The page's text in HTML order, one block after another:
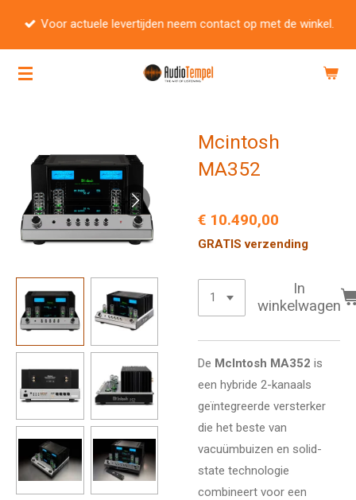
de
Voor actuele levertijden neem contact op met de winkel.
Mcintosh
MA352
€ 10.490,00
GRATIS verzending
In
winkelwagen
De McIntosh MA352 is
een hybride 2-kanaals
geïntegreerde versterker
die het beste van
vacuümbuizen en solid-
state technologie
combineert voor een